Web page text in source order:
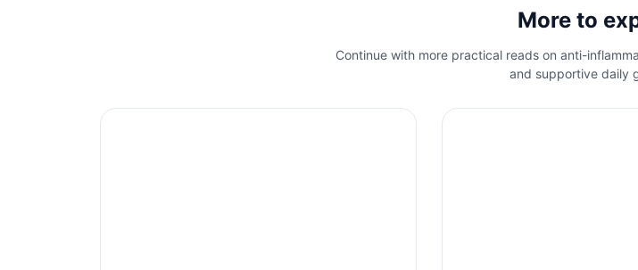
More to
Continue with more practical reads on anti-
and supportive daily